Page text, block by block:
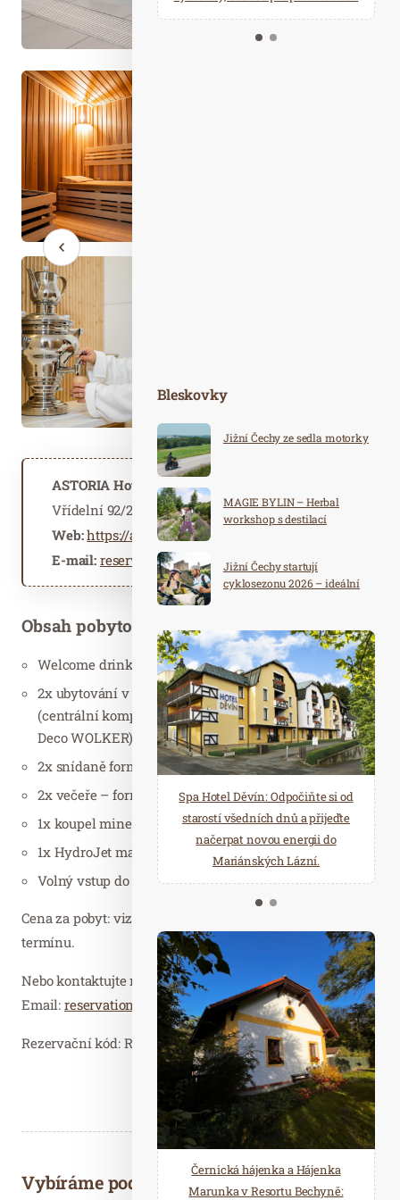
Kalendář událostí
Odebírejte náš newsletter
ASTORIA Hotel & Medical Spa
Vřídelní 92/21, 360 01 Karlovy Vary
Web:https://astoria-spa.cz
E-mail: reservation@astoria-spa.cz
Obsah pobytového balíčku
Welcome drink
2x ubytování v ASTORIA Hotel & Medical Spa
(centrální komplex ASTORIA nebo depandance Art
Deco WOLKER)
2x snídaně formou bufetu
2x večeře – formou teplého a studeného bufetu
1x koupel minerální perličková
1x HydroJet masáž
Volný vstup do bazénu a sauny
Cena za pobyt: viz online rezervace podle zvoleného
termínu.
Nebo kontaktujte rezervační oddělení.
Email: reservation@astoria-spa.czTel:353 335 111.
Rezervační kód: REL1
Vybíráme podobné články
Bleskovky
Jižní Čechy ze sedla motorky
MAGIE BYLIN – Herbal
workshop s destilací
Jižní Čechy startují
cyklosezonu 2026 – ideální
Spa Hotel Děvín: Odpočiňte si od
starostí všedních dnů a přijeďte
načerpat novou energii do
Mariánských Lázní.
Saunový ráj Holice: Odpočinek a
relaxace v oáze klidu a pohody.
Několik druhů saun a různé
možnosti ochlazení.
Černická hájenka a Hájenka
Marunka v Resortu Bechyně: